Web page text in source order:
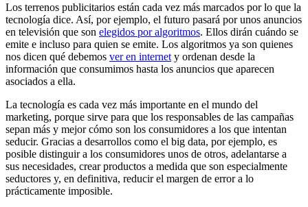
Los terrenos publicitarios están cada vez más marcados por lo que la
tecnología dice. Así, por ejemplo, el futuro pasará por unos anuncios
en televisión que son elegidos por algoritmos. Ellos dirán cuándo se
emite e incluso para quien se emite. Los algoritmos ya son quienes
nos dicen qué debemos ver en internet y ordenan desde la
información que consumimos hasta los anuncios que aparecen
asociados a ella.
La tecnología es cada vez más importante en el mundo del
marketing, porque sirve para que los responsables de las campañas
sepan más y mejor cómo son los consumidores a los que intentan
seducir. Gracias a desarrollos como el big data, por ejemplo, es
posible distinguir a los consumidores unos de otros, adelantarse a
sus necesidades, crear productos a medida que son especialmente
seductores y, en definitiva, reducir el margen de error a lo
prácticamente imposible.